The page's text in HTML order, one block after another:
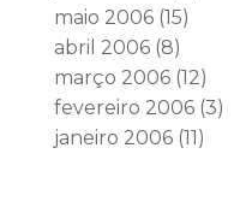
maio 2006(15)
abril 2006(8)
março 2006(12)
fevereiro 2006(3)
janeiro 2006(11)